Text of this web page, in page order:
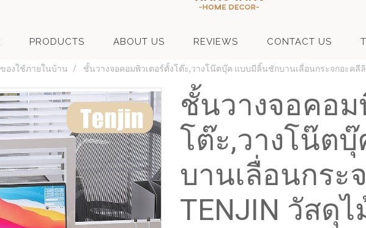
PRODUCTS ABOUT US REVIEWS CONTACT US
ของใช้ภายในบ้าน ชั้นวางจอคอมพิวเตอร์ตั้งโต๊ะ,วางโน๊ตบุ๊ค แบบมีลิ้นชักบานเลื่อนกระจกอะคลีลิ
ชั้นวางจอคอม
โต๊ะ,วางโน๊ต
บานเลื่อนกระ
TENJIN วัสดุไ